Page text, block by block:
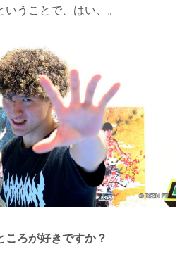
うことで、はい、。
ころが好きですか？